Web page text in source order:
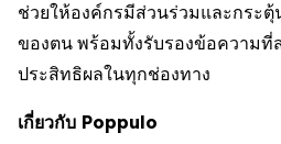
ช่วยให้องค์กรมีส่วนร่วมและกระ
ของตน พร้อมทั้งรับรองข้อความที่
ประสิทธิผลในทุกช่องทาง
เกี่ยวกับ Poppulo